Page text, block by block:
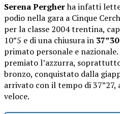
Serena Pergherha infatti
podio nella gara a Cinque
per la classe 2004 trentina,
10”5 e di una chiusura in 37”30
primato personale e nazionale.
premiato l’azzurra,
bronzo, conquistato dalla
arrivato con il tempo di
veloce.